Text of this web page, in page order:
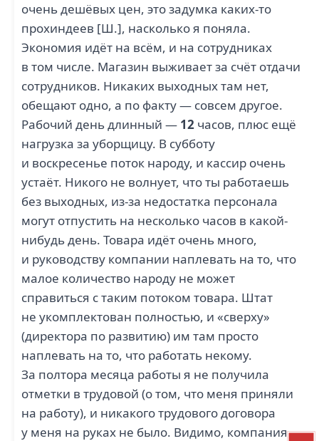
очень дешёвых цен, это задумка каких-то
прохиндеев [Ш.], насколько я поняла.
Экономия идёт на всём, и на сотрудниках
в том числе. Магазин выживает за счёт отдачи
сотрудников. Никаких выходных там нет,
обещают одно, а по факту — совсем другое.
Рабочий день длинный — 12 часов, плюс ещё
нагрузка за уборщицу. В субботу
и воскресенье поток народу, и кассир очень
устаёт. Никого не волнует, что ты работаешь
без выходных, из-за недостатка персонала
могут отпустить на несколько часов в какой-
нибудь день. Товара идёт очень много,
и руководству компании наплевать на то, что
малое количество народу не может
справиться с таким потоком товара. Штат
не укомплектован полностью, и «сверху»
(директора по развитию) им там просто
наплевать на то, что работать некому.
За полтора месяца работы я не получила
отметки в трудовой (о том, что меня приняли
на работу), и никакого трудового договора
у меня на руках не было. Видимо, компания